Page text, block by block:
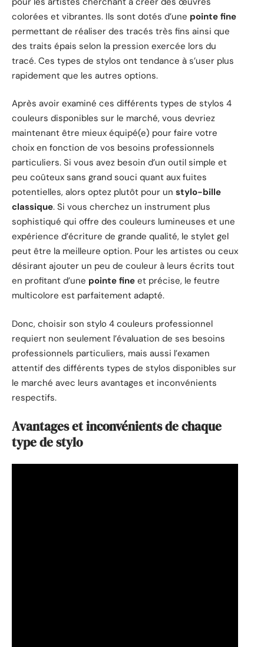
colorées et vibrantes. Ils sont dotés d’une pointe fine
permettant de réaliser des tracés très fins ainsi que
des traits épais selon la pression exercée lors du
tracé. Ces types de stylos ont tendance à s’user plus
rapidement que les autres options.
Après avoir examiné ces différents types de stylos 4
couleurs disponibles sur le marché, vous devriez
maintenant être mieux équipé(e) pour faire votre
choix en fonction de vos besoins professionnels
particuliers. Si vous avez besoin d’un outil simple et
peu coûteux sans grand souci quant aux fuites
potentielles, alors optez plutôt pour un stylo-bille
classique. Si vous cherchez un instrument plus
sophistiqué qui offre des couleurs lumineuses et une
expérience d’écriture de grande qualité, le stylet gel
peut être la meilleure option. Pour les artistes ou ceux
désirant ajouter un peu de couleur à leurs écrits tout
en profitant d’une pointe fine et précise, le feutre
multicolore est parfaitement adapté.
Donc, choisir son stylo 4 couleurs professionnel
requiert non seulement l’évaluation de ses besoins
professionnels particuliers, mais aussi l’examen
attentif des différents types de stylos disponibles sur
le marché avec leurs avantages et inconvénients
respectifs.
Avantages et inconvénients de chaque
type de stylo